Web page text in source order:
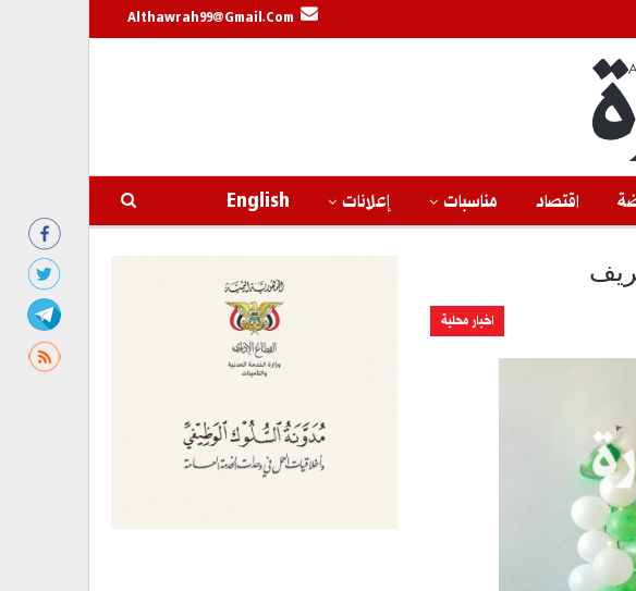
Althawrah99@gmail.com
اقتصاد مناسبات إعلانات English
اخبار محلية